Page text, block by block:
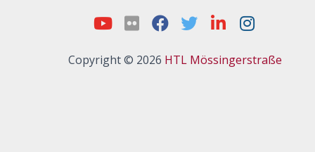
Copyright © 2026 HTL Mössingerstraße